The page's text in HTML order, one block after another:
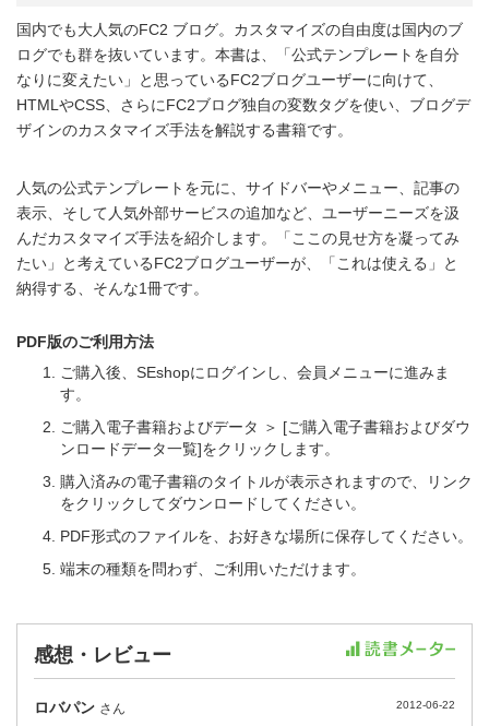
国内でも大人気のFC2 ブログ。カスタマイズの自由度は国内のブ
ログでも群を抜いています。本書は、「公式テンプレートを自分
なりに変えたい」と思っているFC2ブログユーザーに向けて、
HTMLやCSS、さらにFC2ブログ独自の変数タグを使い、ブログデ
ザインのカスタマイズ手法を解説する書籍です。
人気の公式テンプレートを元に、サイドバーやメニュー、記事の
表示、そして人気外部サービスの追加など、ユーザーニーズを汲
んだカスタマイズ手法を紹介します。「ここの見せ方を凝ってみ
たい」と考えているFC2ブログユーザーが、「これは使える」と
納得する、そんな1冊です。
PDF版のご利用方法
ご購入後、SEshopにログインし、会員メニューに進みま
す。
ご購入電子書籍およびデータ ＞ [ご購入電子書籍およびダウ
ンロードデータ一覧]をクリックします。
購入済みの電子書籍のタイトルが表示されますので、リンク
をクリックしてダウンロードしてください。
PDF形式のファイルを、お好きな場所に保存してください。
端末の種類を問わず、ご利用いただけます。
感想・レビュー
ロバパン さん 2012-06-22